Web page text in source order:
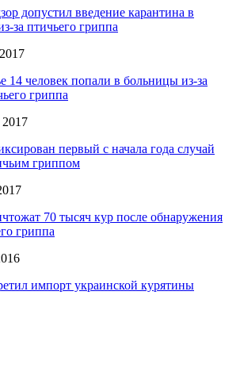
допустил введение карантина в
за птичьего гриппа
14 человек попали в больницы из-за
гриппа
первый с начала года случай
гриппом
70 тысяч кур после обнаружения
гриппа
импорт украинской курятины